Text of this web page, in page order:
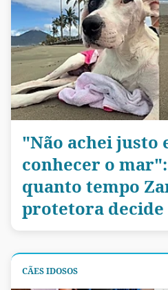
"Não achei justo
conhecer o
quanto tempo
protetora decide
CÃES IDOSOS